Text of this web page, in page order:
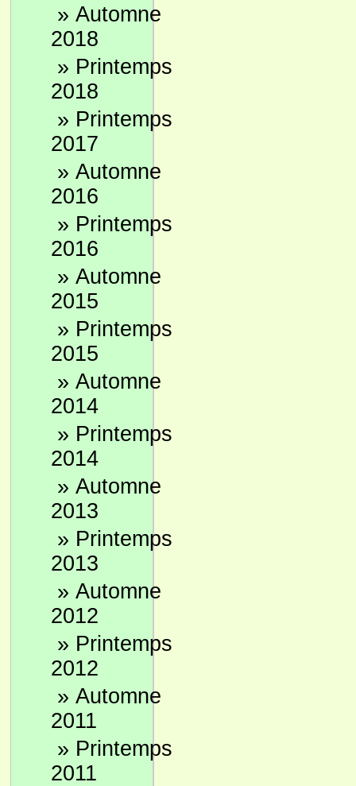
» Automne
2018
» Printemps
2018
» Printemps
2017
» Automne
2016
» Printemps
2016
» Automne
2015
» Printemps
2015
» Automne
2014
» Printemps
2014
» Automne
2013
» Printemps
2013
» Automne
2012
» Printemps
2012
» Automne
2011
» Printemps
2011